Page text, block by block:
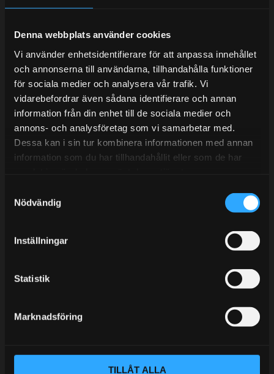
Denna webbplats använder cookies
Vi använder enhetsidentifierare för att anpassa innehållet
och annonserna till användarna, tillhandahålla funktioner
för sociala medier och analysera vår trafik. Vi
vidarebefordrar även sådana identifierare och annan
information från din enhet till de sociala medier och
annons- och analysföretag som vi samarbetar med.
Dessa kan i sin tur kombinera informationen med annan
information som du har tillhandahållit eller som de har
Nödvändig
Inställningar
Statistik
Marknadsföring
TILLÅT ALLA
info@streetperformance.se
BLOGG
KUNSKAPSCENTER